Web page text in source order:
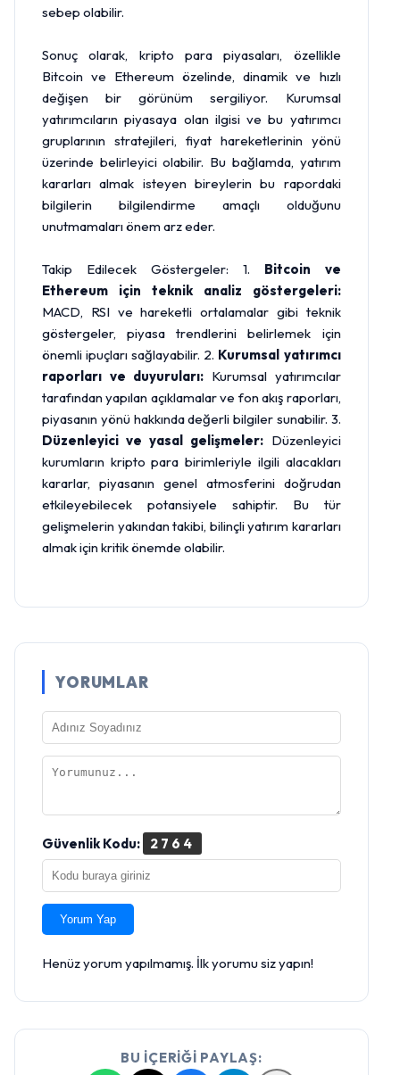
sebep olabilir.
Sonuç olarak, kripto para piyasaları, özellikle
Bitcoin ve Ethereum özelinde, dinamik ve hızlı
değişen bir görünüm sergiliyor. Kurumsal
yatırımcıların piyasaya olan ilgisi ve bu yatırımcı
gruplarının stratejileri, fiyat hareketlerinin yönü
üzerinde belirleyici olabilir. Bu bağlamda, yatırım
kararları almak isteyen bireylerin bu rapordaki
bilgilerin bilgilendirme amaçlı olduğunu
unutmamaları önem arz eder.
Takip Edilecek Göstergeler: 1. Bitcoin ve
Ethereum için teknik analiz göstergeleri:
MACD, RSI ve hareketli ortalamalar gibi teknik
göstergeler, piyasa trendlerini belirlemek için
önemli ipuçları sağlayabilir. 2. Kurumsal yatırımcı
raporları ve duyuruları: Kurumsal yatırımcılar
tarafından yapılan açıklamalar ve fon akış raporları,
piyasanın yönü hakkında değerli bilgiler sunabilir. 3.
Düzenleyici ve yasal gelişmeler: Düzenleyici
kurumların kripto para birimleriyle ilgili alacakları
kararlar, piyasanın genel atmosferini doğrudan
etkileyebilecek potansiyele sahiptir. Bu tür
gelişmelerin yakından takibi, bilinçli yatırım kararları
almak için kritik önemde olabilir.
YORUMLAR
Güvenlik Kodu: 2764
Yorum Yap
Henüz yorum yapılmamış. İlk yorumu siz yapın!
BU İÇERİĞİ PAYLAŞ: